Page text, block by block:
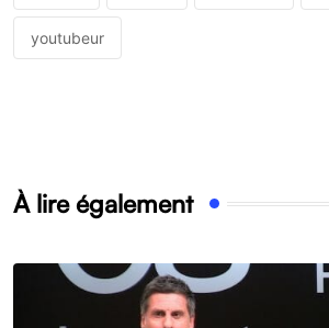
youtubeur
À lire également